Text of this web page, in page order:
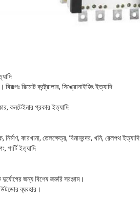
রিমোট কন্ট্রোলার, সিঙ্ক্রোনাইজিং ইত্যাদি
কনটেইনার প্রকার ইত্যাদি
কারখানা, তেলক্ষেত্র, বিমানবন্দর, খনি, রেলপথ ইত্যাদি
পার্টি ইত্যাদি
জন্য বিশেষ জরুরি সরঞ্জাম।
ব্যবহার।